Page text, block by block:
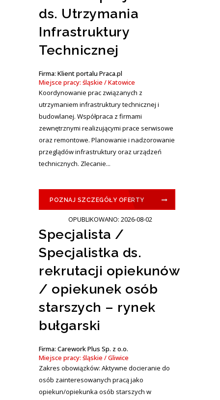
ds. Utrzymania
Infrastruktury
Technicznej
Firma: Klient portalu Praca.pl
Miejsce pracy: śląskie / Katowice
Koordynowanie prac związanych z
utrzymaniem infrastruktury technicznej i
budowlanej. Współpraca z firmami
zewnętrznymi realizującymi prace serwisowe
oraz remontowe. Planowanie i nadzorowanie
przeglądów infrastruktury oraz urządzeń
technicznych. Zlecanie...
POZNAJ SZCZEGÓŁY OFERTY
OPUBLIKOWANO: 2026-08-02
Specjalista /
Specjalistka ds.
rekrutacji opiekunów
/ opiekunek osób
starszych – rynek
bułgarski
Firma: Carework Plus Sp. z o.o.
Miejsce pracy: śląskie / Gliwice
Zakres obowiązków: Aktywne docieranie do
osób zainteresowanych pracą jako
opiekun/opiekunka osób starszych w